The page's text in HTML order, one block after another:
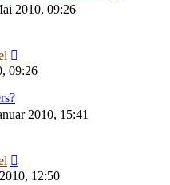
2010, 09:26
09:26
2010, 15:41
12:50